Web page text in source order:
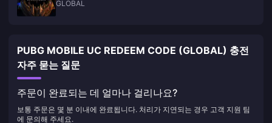
GLOBAL
PUBG MOBILE UC REDEEM CODE (GLOBAL) 충전
자주 묻는 질문
주문이 완료되는 데 얼마나 걸리나요?
보통 주문은 몇 분 이내에 완료됩니다. 처리가 지연되는 경우 고객 지원 팀
에 문의해 주세요.